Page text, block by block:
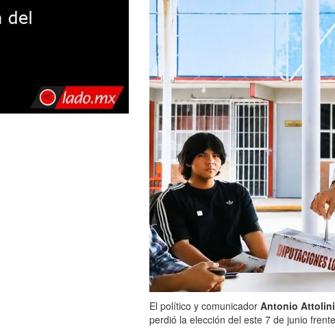
El político y comunicador Antonio Attolini
perdió la elección del este 7 de junio